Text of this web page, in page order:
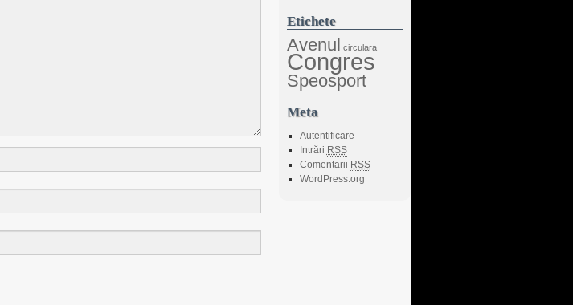
Etichete
Avenul circulara
Congres
Speosport
Meta
Autentificare
Intrări RSS
Comentarii RSS
WordPress.org